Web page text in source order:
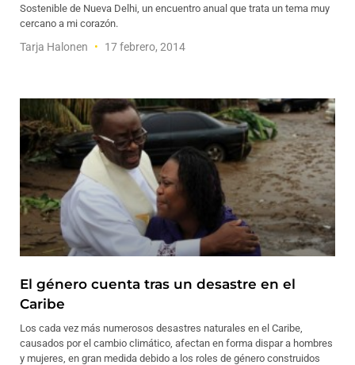
Sostenible de Nueva Delhi, un encuentro anual que trata un tema muy
cercano a mi corazón.
Tarja Halonen 17 febrero, 2014
El género cuenta tras un desastre en el
Caribe
Los cada vez más numerosos desastres naturales en el Caribe,
causados por el cambio climático, afectan en forma dispar a hombres
y mujeres, en gran medida debido a los roles de género construidos